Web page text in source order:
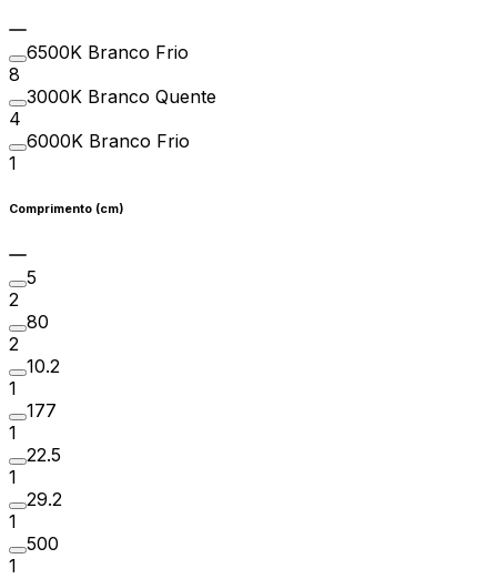
6500K Branco Frio
8
3000K Branco Quente
4
6000K Branco Frio
1
Comprimento (cm)
5
2
80
2
10.2
1
177
1
22.5
1
29.2
1
500
1